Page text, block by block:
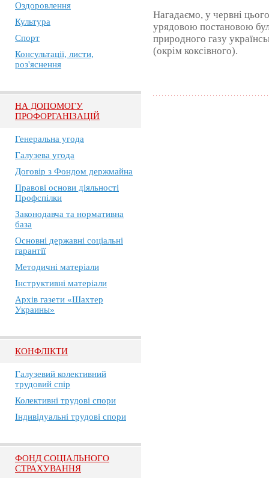
Оздоровлення
Культура
Спорт
Консультації, листи,
роз'яснення
НА ДОПОМОГУ
ПРОФОРГАНІЗАЦІЙ
Генеральна угода
Галузева угода
Договір з Фондом держмайна
Правові основи діяльності
Профспілки
Законодавча та нормативна
база
Основні державні соціальні
гарантії
Методичні матеріали
Інструктивні матеріали
Архів газети «Шахтер
Украины»
КОНФЛІКТИ
Галузевий колективний
трудовий спір
Колективні трудові спори
Індивідуальні трудові спори
ФОНД СОЦІАЛЬНОГО
СТРАХУВАННЯ
Нагадаємо, у червні
урядовою постановою
природного газу
(окрім коксівного).